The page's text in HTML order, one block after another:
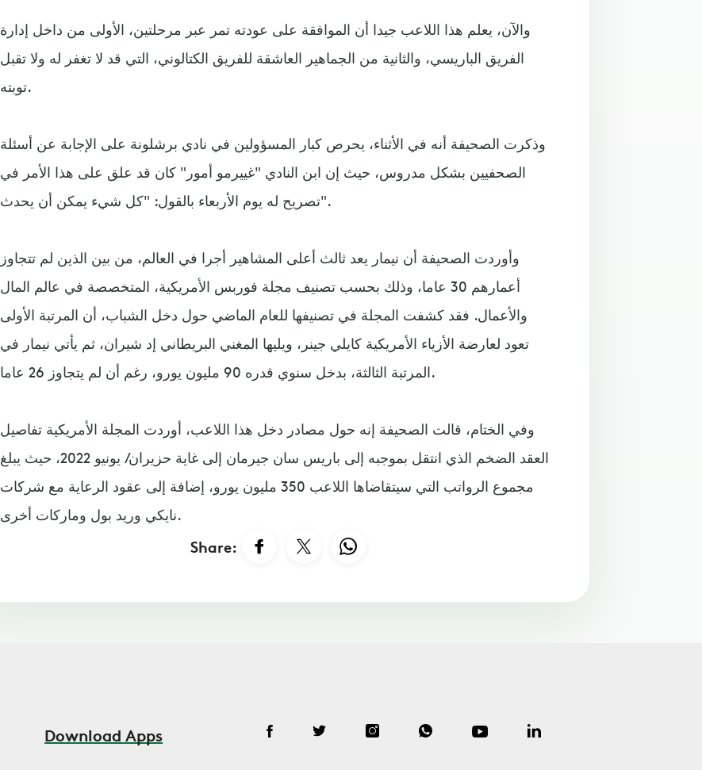
والآن، يعلم هذا اللاعب جيدا أن الموافقة على عودته تمر عبر مرحلتين، الأولى من داخل إدارة
الفريق الباريسي، والثانية من الجماهير العاشقة للفريق الكتالوني، التي قد لا تغفر له ولا تقبل
توبته.
وذكرت الصحيفة أنه في الأثناء، يحرص كبار المسؤولين في نادي برشلونة على الإجابة عن أسئلة
الصحفيين بشكل مدروس، حيث إن ابن النادي "غييرمو أمور" كان قد علق على هذا الأمر في
تصريح له يوم الأربعاء بالقول: "كل شيء يمكن أن يحدث".
وأوردت الصحيفة أن نيمار يعد ثالث أعلى المشاهير أجرا في العالم، من بين الذين لم تتجاوز
أعمارهم 30 عاما، وذلك بحسب تصنيف مجلة فوربس الأمريكية، المتخصصة في عالم المال
والأعمال. فقد كشفت المجلة في تصنيفها للعام الماضي حول دخل الشباب، أن المرتبة الأولى
تعود لعارضة الأزياء الأمريكية كايلي جينر، ويليها المغني البريطاني إد شيران، ثم يأتي نيمار في
المرتبة الثالثة، بدخل سنوي قدره 90 مليون يورو، رغم أن لم يتجاوز 26 عاما.
وفي الختام، قالت الصحيفة إنه حول مصادر دخل هذا اللاعب، أوردت المجلة الأمريكية تفاصيل
العقد الضخم الذي انتقل بموجبه إلى باريس سان جيرمان إلى غاية حزيران/ يونيو 2022، حيث يبلغ
مجموع الرواتب التي سيتقاضاها اللاعب 350 مليون يورو، إضافة إلى عقود الرعاية مع شركات
نايكي وريد بول وماركات أخرى.
Share:
Download Apps